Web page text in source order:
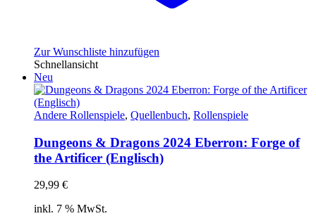
Zur Wunschliste hinzufügen
Schnellansicht
Neu
Andere Rollenspiele, Quellenbuch, Rollenspiele
Dungeons & Dragons 2024 Eberron: Forge of
the Artificer (Englisch)
29,99 €
inkl. 7 % MwSt.